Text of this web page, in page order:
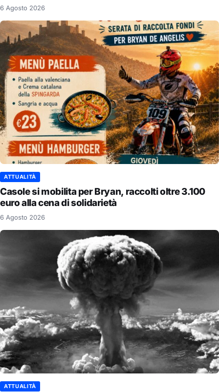
6 Agosto 2026
ATTUALITÀ
Casole si mobilita per Bryan, raccolti oltre 3.100
euro alla cena di solidarietà
6 Agosto 2026
ATTUALITÀ